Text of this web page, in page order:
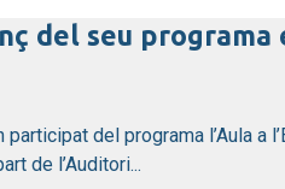
del seu programa
del programa l’Aula a
de l’Auditori...